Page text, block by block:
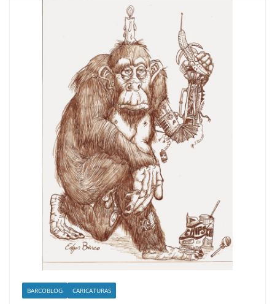
BARCOBLOG CARICATURAS